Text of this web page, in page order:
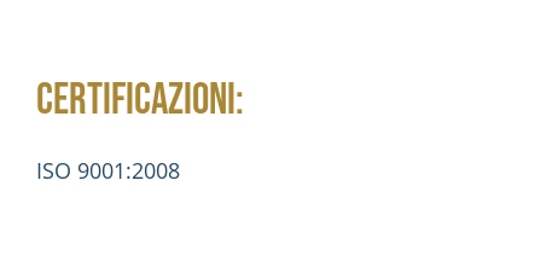
CERTIFICAZIONI:
ISO 9001:2008